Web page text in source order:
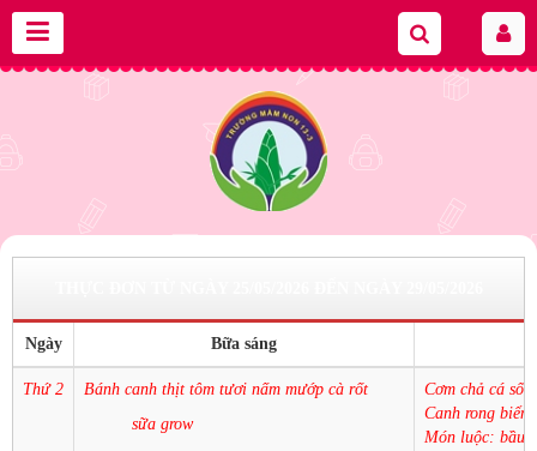
Ngày Bữa sáng
Thứ 2
Bánh canh thịt tôm tươi nấm mướp cà rốt
sữa grow
Cơm chả cá sốt
Canh rong biển
Món luộc: bầu